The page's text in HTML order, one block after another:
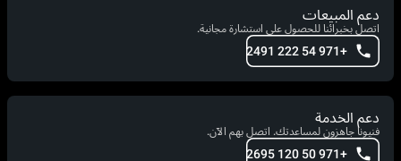
دعم المبيعات
اتصل بخبرائنا للحصول على استشارة مجانية.
+971 54 222 2491
دعم الخدمة
فنيونا جاهزون لمساعدتك. اتصل بهم الآن.
+971 50 120 2695